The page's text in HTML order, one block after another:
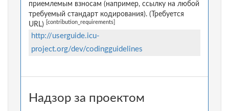
приемлемым взносам (например, ссылку на любой
требуемый стандарт кодирования). (Требуется
URL)
[contribution_requirements]
http://userguide.icu-
project.org/dev/codingguidelines
Надзор за проектом